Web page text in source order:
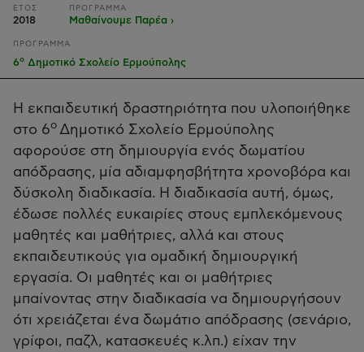
ΕΤΟΣ
2018
ΠΡΟΓΡΑΜΜΑ
Μαθαίνουμε Παρέα ›
ΠΡΟΓΡΑΜΜΑ
6ο Δημοτικό Σχολείο Ερμούπολης
Η εκπαιδευτική δραστηριότητα που υλοποιήθηκε
στο 6ο Δημοτικό Σχολείο Ερμούπολης
αφορούσε στη δημιουργία ενός δωματίου
απόδρασης, μία αδιαμφησβήτητα χρονοβόρα και
δύσκολη διαδικασία. Η διαδικασία αυτή, όμως,
έδωσε πολλές ευκαιρίες στους εμπλεκόμενους
μαθητές και μαθήτριες, αλλά και στους
εκπαιδευτικούς για ομαδική δημιουργική
εργασία. Οι μαθητές και οι μαθήτριες
μπαίνοντας στην διαδικασία να δημιουργήσουν
ότι χρειάζεται ένα δωμάτιο απόδρασης (σενάριο,
γρίφοι, παζλ, κατασκευές κ.λπ.) είχαν την